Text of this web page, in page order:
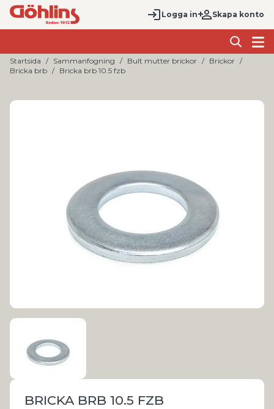
Logga in Skapa konto
Startsida Sammanfogning Bult mutter brickor
Brickor
Bricka brb
Bricka brb 10.5 fzb
BRICKA BRB 10.5 FZB